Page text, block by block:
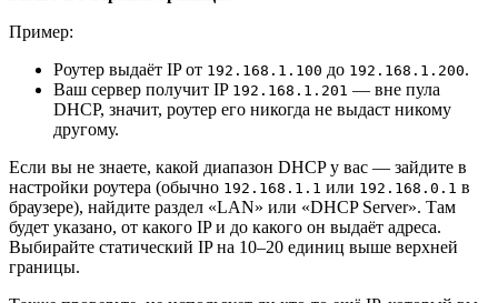
Пример:
Роутер выдаёт IP от 192.168.1.100 до 192.168.1.200.
Ваш сервер получит IP 192.168.1.201 — вне пула
DHCP, значит, роутер его никогда не выдаст никому
другому.
Если вы не знаете, какой диапазон DHCP у вас — зайдите в
настройки роутера (обычно 192.168.1.1 или 192.168.0.1 в
браузере), найдите раздел «LAN» или «DHCP Server». Там
будет указано, от какого IP и до какого он выдаёт адреса.
Выбирайте статический IP на 10–20 единиц выше верхней
границы.